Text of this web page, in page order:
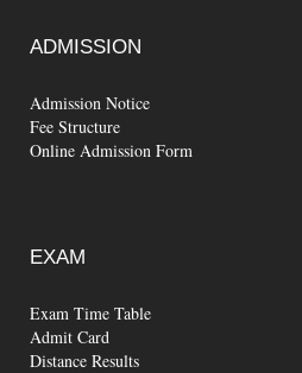
ADMISSION
Admission Notice
Fee Structure
Online Admission Form
EXAM
Exam Time Table
Admit Card
Distance Results